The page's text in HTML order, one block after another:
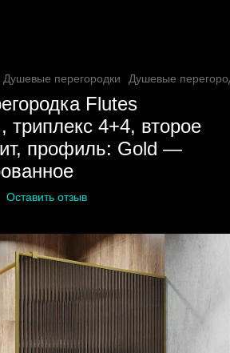
Душевые перегородки Душевые
Flutes
4+4, второе
профиль: Gold —
Оставить отзыв